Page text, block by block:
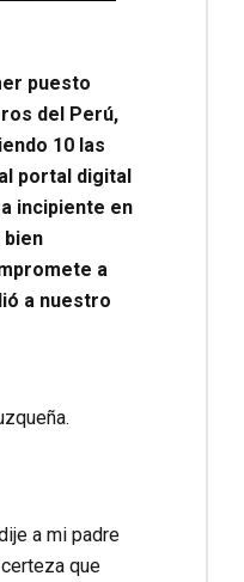
puesto
del Perú,
10 las
portal digital
incipiente en
a
a nuestro
a mi padre
que